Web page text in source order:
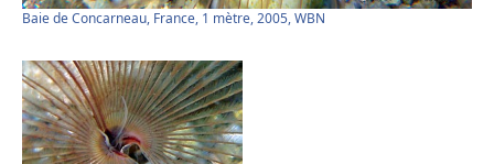
Baie de Concarneau, France, 1 mètre, 2005, WBN